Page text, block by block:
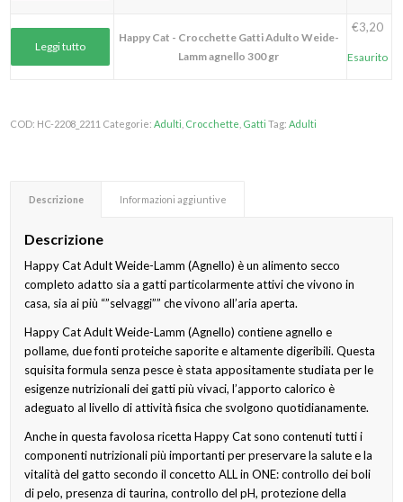
Leggi tutto
Happy Cat - Crocchette Gatti Adulto Weide-
Lamm agnello 300 gr
€3,20
Esaurito
COD: HC-2208_2211 Categorie:Adulti Crocchette Gatti Tag:Adulti
Descrizione Informazioni aggiuntive
Descrizione
Happy Cat Adult Weide-Lamm (Agnello) è un alimento secco
completo adatto sia a gatti particolarmente attivi che vivono in
casa, sia ai più “”selvaggi”” che vivono all’aria aperta.
Happy Cat Adult Weide-Lamm (Agnello) contiene agnello e
pollame, due fonti proteiche saporite e altamente digeribili. Questa
squisita formula senza pesce è stata appositamente studiata per le
esigenze nutrizionali dei gatti più vivaci, l’apporto calorico è
adeguato al livello di attività fisica che svolgono quotidianamente.
Anche in questa favolosa ricetta Happy Cat sono contenuti tutti i
componenti nutrizionali più importanti per preservare la salute e la
vitalità del gatto secondo il concetto ALL in ONE: controllo dei boli
di pelo, presenza di taurina, controllo del pH, protezione della